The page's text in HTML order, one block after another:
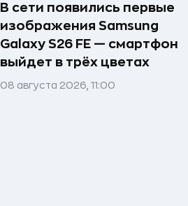
В сети появились первые
изображения Samsung
Galaxy S26 FE — смартфон
выйдет в трёх цветах
08 августа 2026, 11:00